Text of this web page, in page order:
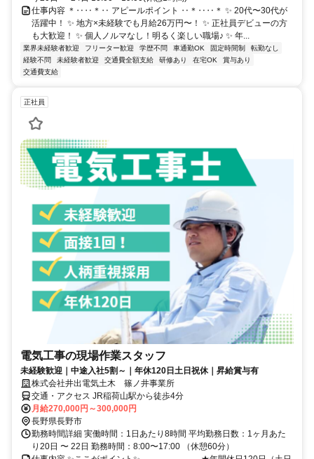
仕事内容 ＊‥‥＊‥ アピールポイント ‥＊‥‥＊ ✨ 20代〜30代が
活躍中！ ✨ 地方×未経験でも月給26万円〜！ ✨ 正社員デビューの方
も大歓迎！ ✨ 個人ノルマなし！明るく楽しい職場♪ ✨ 年...
業界未経験者歓迎 フリーター歓迎 学歴不問 車通勤OK 固定時間制
転勤なし
経験不問
未経験者歓迎 交通費全額支給 研修あり 在宅OK
賞与あり
交通費支給
正社員
電気工事の現場作業スタッフ
未経験歓迎｜中途入社5割～｜年休120日土日祝休｜昇給賞与有
株式会社井出電気土木 篠ノ井事業所
交通・アクセス JR稲荷山駅から徒歩4分
月給270,000円～300,000円
長野県長野市
勤務時間詳細 実働時間：1日あたり8時間 平均勤務日数：1ヶ月あた
り20日 〜 22日 勤務時間：8:00〜17:00 （休憩60分）